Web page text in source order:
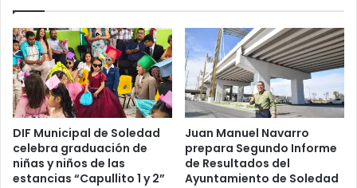
DIF Municipal de Soledad
celebra graduación de
niñas y niños de las
estancias “Capullito 1 y 2”
Juan Manuel Navarro
prepara Segundo Informe
de Resultados del
Ayuntamiento de Soledad